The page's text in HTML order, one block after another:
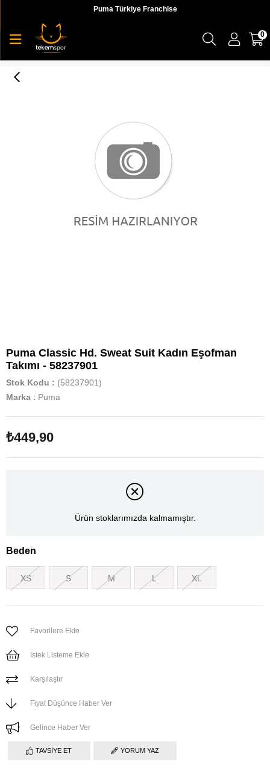
Puma Türkiye Franchise
0
Puma Classic Hd. Sweat Suit Kadın Eşofman
Takımı - 58237901
Stok Kodu
(58237901)
Marka : Puma
₺449,90
Ürün stoklarımızda kalmamıştır.
Beden
XS S M L XL
Favorilere Ekle
İstek Listeme Ekle
Karşılaştır
Fiyat Düşünce Haber Ver
Gelince Haber Ver
TAVSIYE ET YORUM YAZ